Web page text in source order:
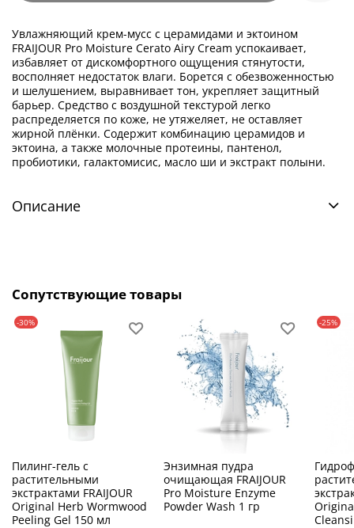
Увлажняющий крем-мусс с церамидами и эктоином
FRAIJOUR Pro Moisture Cerato Airy Cream успокаивает,
избавляет от дискомфортного ощущения стянутости,
восполняет недостаток влаги. Борется с обезвоженностью
и шелушением, выравнивает тон, укрепляет защитный
барьер. Средство с воздушной текстурой легко
распределяется по коже, не утяжеляет, не оставляет
жирной плёнки. Содержит комбинацию церамидов и
эктоина, а также молочные протеины, пантенол,
пробиотики, галактомисис, масло ши и экстракт полыни.
Описание
Сопутствующие товары
-30%
Пилинг-гель с
растительными
экстрактами FRAIJOUR
Original Herb Wormwood
Peeling Gel 150 мл
Энзимная пудра
очищающая FRAIJOUR
Pro Moisture Enzyme
Powder Wash 1 гр
-25%